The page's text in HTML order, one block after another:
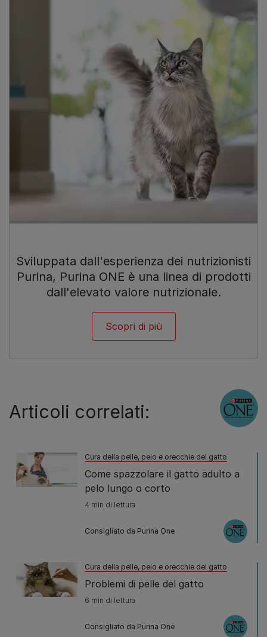
Sviluppata dall'esperienza dei nutrizionisti
Purina, Purina ONE è una linea di prodotti
dall'elevato valore nutrizionale.
Scopri di più
Articoli correlati:
Cura della pelle, pelo e orecchie del gatto
Come spazzolare il gatto adulto a
pelo lungo o corto
4 min di lettura
Consigliato da Purina One
Cura della pelle, pelo e orecchie del gatto
Problemi di pelle del gatto
6 min di lettura
Consigliato da Purina One